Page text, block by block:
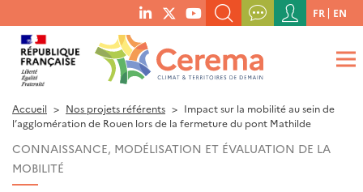
menu
social
links
RECHERCHER UN MOT-CLÉ, UNE PUBLICATION, ETC.
QUE RECHERCHEZ-VOUS ?
Menu
du
compte
de
FR EN
Accueil Nos projets référents
Impact sur la mobilité au sein de
l’agglomération de Rouen lors de la fermeture du pont Mathilde
CONNAISSANCE, MODÉLISATION ET ÉVALUATION DE LA
MOBILITÉ